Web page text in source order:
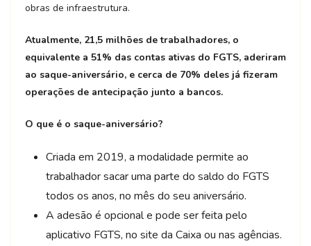
obras de infraestrutura.
Atualmente, 21,5 milhões de trabalhadores, o
equivalente a 51% das contas ativas do FGTS, aderiram
ao saque-aniversário, e cerca de 70% deles já fizeram
operações de antecipação junto a bancos.
O que é o saque-aniversário?
Criada em 2019, a modalidade permite ao
trabalhador sacar uma parte do saldo do FGTS
todos os anos, no mês do seu aniversário.
A adesão é opcional e pode ser feita pelo
aplicativo FGTS, no site da Caixa ou nas agências.